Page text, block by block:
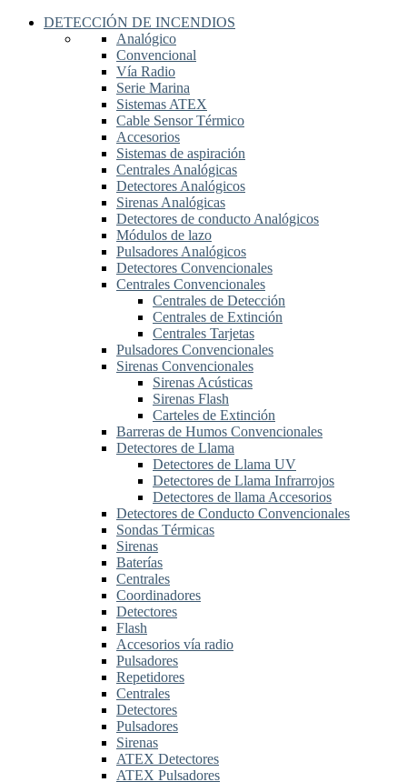
DETECCIÓN DE INCENDIOS
Analógico
Convencional
Vía Radio
Serie Marina
Sistemas ATEX
Cable Sensor Térmico
Accesorios
Sistemas de aspiración
Centrales Analógicas
Detectores Analógicos
Sirenas Analógicas
Detectores de conducto Analógicos
Módulos de lazo
Pulsadores Analógicos
Detectores Convencionales
Centrales Convencionales
Centrales de Detección
Centrales de Extinción
Centrales Tarjetas
Pulsadores Convencionales
Sirenas Convencionales
Sirenas Acústicas
Sirenas Flash
Carteles de Extinción
Barreras de Humos Convencionales
Detectores de Llama
Detectores de Llama UV
Detectores de Llama Infrarrojos
Detectores de llama Accesorios
Detectores de Conducto Convencionales
Sondas Térmicas
Sirenas
Baterías
Centrales
Coordinadores
Detectores
Flash
Accesorios vía radio
Pulsadores
Repetidores
Centrales
Detectores
Pulsadores
Sirenas
ATEX Detectores
ATEX Pulsadores